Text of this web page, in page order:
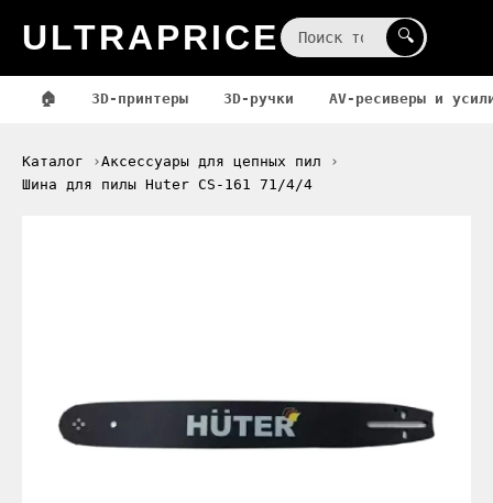
ULTRAPRICE 🔍
🏠 3D-принтеры 3D-ручки AV-ресиверы и
Каталог
Аксессуары для цепных пил
Шина для пилы Huter CS-161 71/4/4